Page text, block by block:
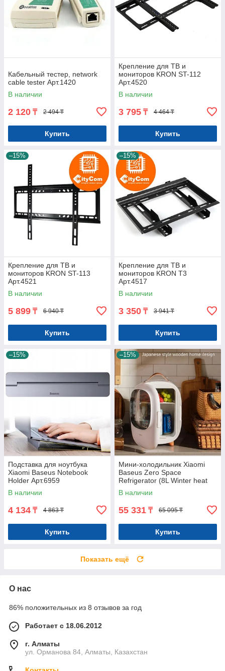
Кабельный тестер, network
cable tester Арт.1420
В наличии
2 120 ₸ 2 494 ₸
Купить
Крепление для ТВ и
мониторов KRON ST-112
Арт.4520
В наличии
3 795 ₸ 4 464 ₸
Купить
–15%
Крепление для ТВ и
мониторов KRON ST-113
Арт.4521
В наличии
5 899 ₸ 6 940 ₸
Купить
–15%
Крепление для ТВ и
мониторов KRON T3
Арт.4517
В наличии
3 350 ₸ 3 941 ₸
Купить
–15%
Подставка для ноутбука
Xiaomi Baseus Notebook
Holder Арт.6959
В наличии
4 134 ₸ 4 863 ₸
Купить
–15%
Мини-холодильник Xiaomi
Baseus Zero Space
Refrigerator (8L Winter heat
preservation and Cooling Арт.
6957
В наличии
55 331 ₸ 65 095 ₸
Купить
Показать ещё
О нас
86% положительных из 8 отзывов за год
Работает с 18.06.2012
г. Алматы
ул. Орманова 84, Алматы, Казахстан